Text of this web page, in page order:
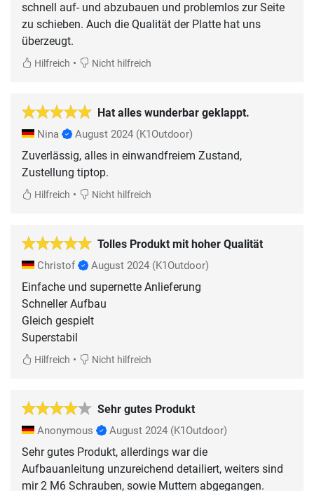
schnell auf- und abzubauen und problemlos zur Seite
zu schieben. Auch die Qualität der Platte hat uns
überzeugt.
Hilfreich • Nicht hilfreich
Hat alles wunderbar geklappt.
Nina August 2024 (K1Outdoor)
Zuverlässig, alles in einwandfreiem Zustand,
Zustellung tiptop.
Hilfreich • Nicht hilfreich
Tolles Produkt mit hoher Qualität
Christof August 2024 (K1Outdoor)
Einfache und supernette Anlieferung
Schneller Aufbau
Gleich gespielt
Superstabil
Hilfreich • Nicht hilfreich
Sehr gutes Produkt
Anonymous August 2024 (K1Outdoor)
Sehr gutes Produkt, allerdings war die
Aufbauanleitung unzureichend detailiert, weiters sind
mir 2 M6 Schrauben, sowie Muttern abgegangen.